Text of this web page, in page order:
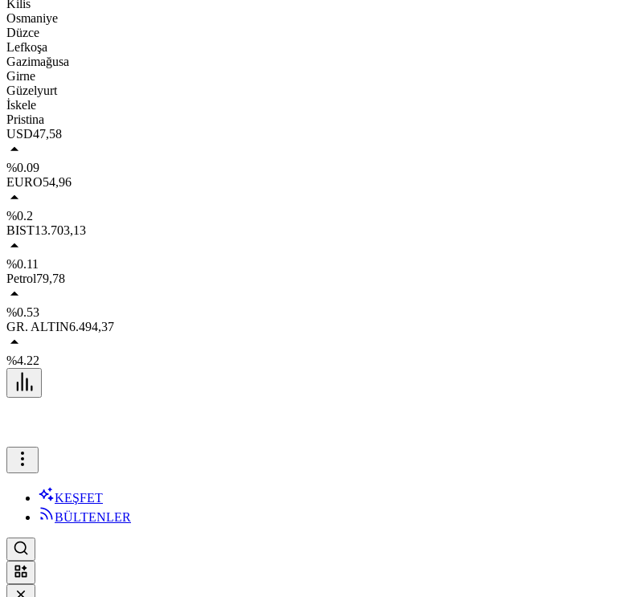
Kilis
Osmaniye
Düzce
Lefkoşa
Gazimağusa
Girne
Güzelyurt
İskele
Pristina
USD47,58
%0.09
EURO54,96
%0.2
BIST13.703,13
%0.11
Petrol79,78
%0.53
GR. ALTIN6.494,37
%4.22
KEŞFET
BÜLTENLER